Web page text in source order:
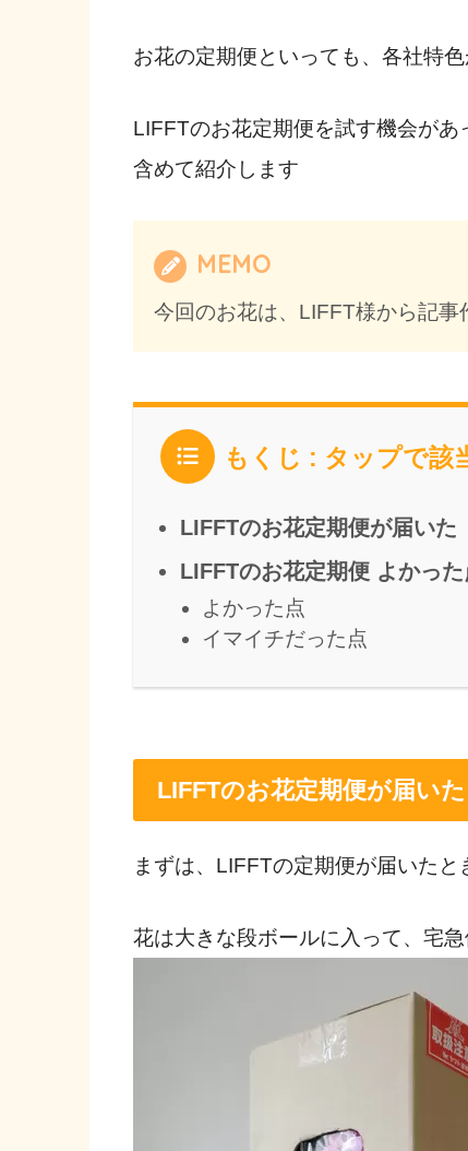
お花の定期便といっても、各社特色
LIFFTのお花定期便を試す機会が
含めて紹介します
MEMO
今回のお花は、LIFFT様から記事
もくじ : タップで該
LIFFTのお花定期便が届いた
LIFFTのお花定期便 よかっ
よかった点
イマイチだった点
LIFFTのお花定期便が届いた
まずは、LIFFTの定期便が届いたと
花は大きな段ボールに入って、宅急